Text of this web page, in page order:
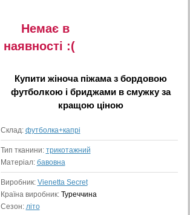
Немає в
наявностi :(
Купити жіноча піжама з бордовою
футболкою і бриджами в смужкуза
кращою ціною
Склад: футболка+капрі
Тип тканини: трикотажний
Матеріал: бавовна
Виробник: Vienetta Secret
Країна виробник: Туреччина
Сезон: літо